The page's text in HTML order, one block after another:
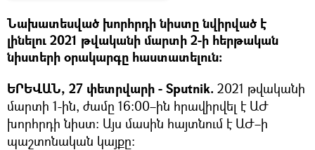
Նախատեսված խորհրդի նիստը նվիրված է
լինելու 2021 թվականի մարտի 2-ի հերթական
նիստերի օրակարգը հաստատելուն։
ԵՐԵՎԱՆ, 27 փետրվարի - Sputnik. 2021 թվականի
մարտի 1-ին, ժամը 16:00–ին հրավիրվել է ԱԺ
խորհրդի նիստ։ Այս մասին հայտնում է ԱԺ–ի
պաշտոնական կայքը։